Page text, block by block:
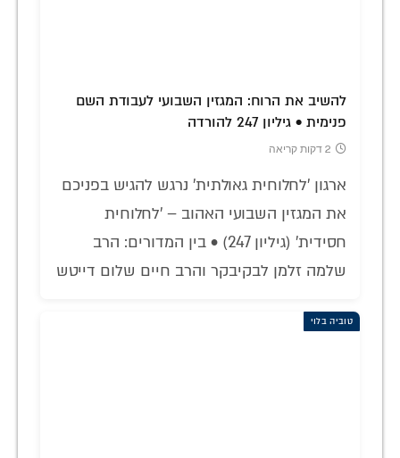
להשיב את הרוח: המגזין השבועי לעבודת השם
פנימית • גיליון 247 להורדה
2 דקות קריאה
ארגון 'לחלוחית גאולתית' נרגש להגיש בפניכם
את המגזין השבועי האהוב – 'לחלוחית
חסידית' (גיליון 247) • בין המדורים: הרב
שלמה זלמן לבקיבקר והרב חיים שלום דייטש
טוביה בלוי